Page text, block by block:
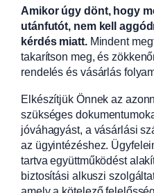
Amikor úgy dönt, hogy
utánfutót, nem kell
kérdés miatt. Mindent
takarítson meg, és
rendelés és vásárlás
Elkészítjük Önnek az
szükséges
jóváhagyást, a vásárlási
az ügyintézéshez.
tartva együttműködést
biztosítási alkuszi